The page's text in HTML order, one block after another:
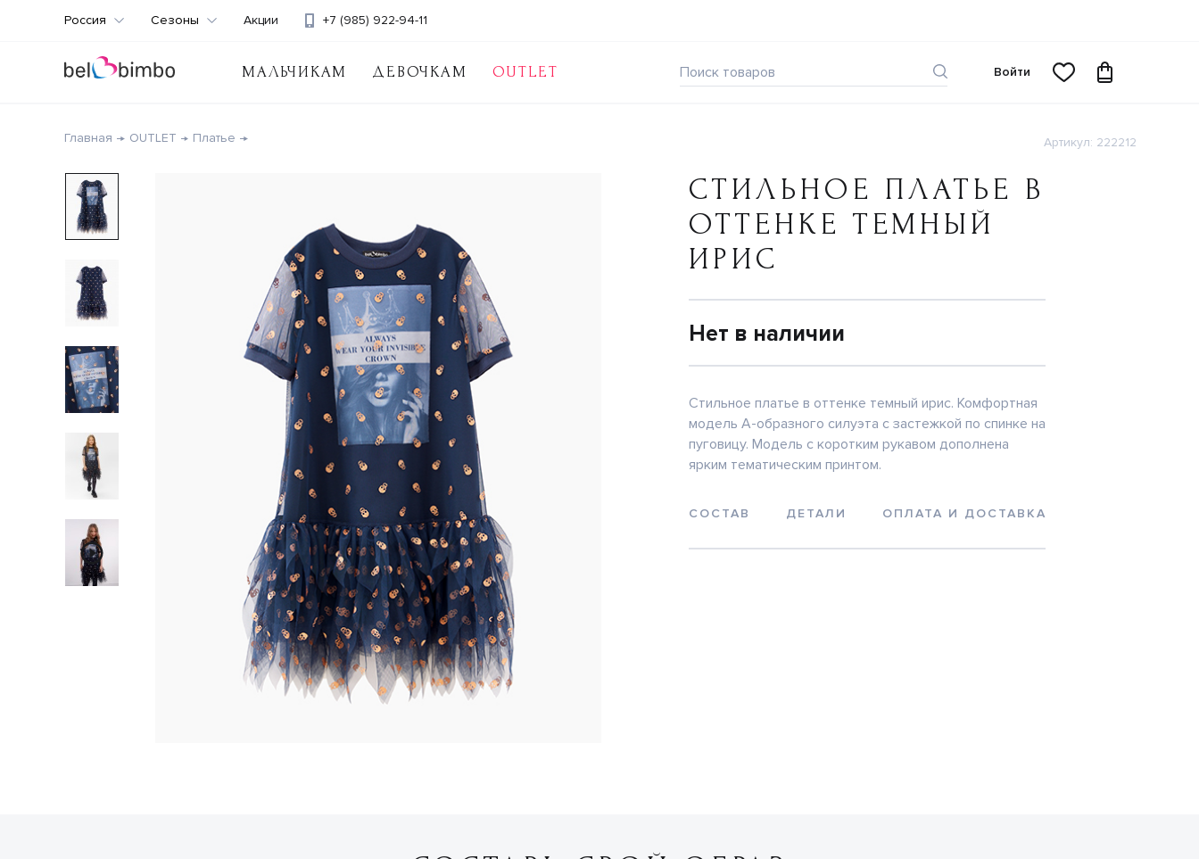
МАЛЬЧИКАМ ДЕВОЧКАМ OUTLET
+7 (985) 922-94-11
Россия Сезоны Акции
Войти
Главная OUTLET Платье Артикул: 222212
СТИЛЬНОЕ ПЛАТЬЕ В
ОТТЕНКЕ ТЕМНЫЙ
ИРИС
Нет в наличии
Стильное платье в оттенке темный ирис. Комфортная
модель А-образного силуэта с застежкой по спинке на
пуговицу. Модель с коротким рукавом дополнена
ярким тематическим принтом.
СОСТАВ ДЕТАЛИ ОПЛАТА И ДОСТАВКА